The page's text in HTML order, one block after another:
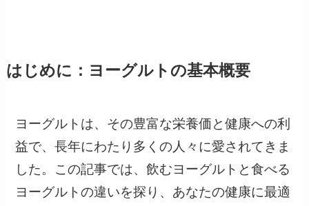
はじめに：ヨーグルトの基本概要
ヨーグルトは、その豊富な栄養価と健康への利
益で、長年にわたり多くの人々に愛されてきま
した。この記事では、飲むヨーグルトと食べる
ヨーグルトの違いを探り、あなたの健康に最適